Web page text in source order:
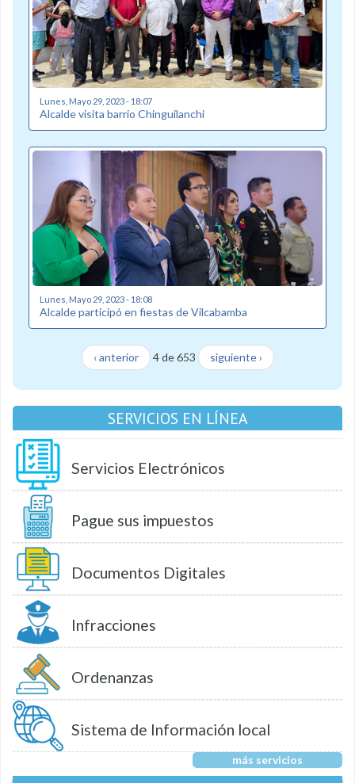
Lunes, Mayo 29, 2023 - 18:07
Alcalde visita barrio Chinguilanchi
Lunes, Mayo 29, 2023 - 18:08
Alcalde participó en fiestas de Vilcabamba
‹ anterior 4 de 653 siguiente ›
SERVICIOS EN LÍNEA
Servicios Electrónicos
Pague sus impuestos
Documentos Digitales
Infracciones
Ordenanzas
Sistema de Información local
más servicios